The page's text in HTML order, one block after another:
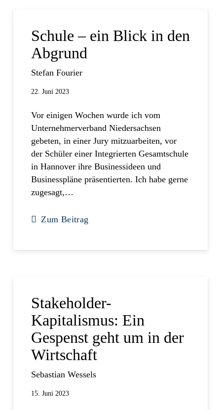
Schule – ein Blick in den
Abgrund
Stefan Fourier
22. Juni 2023
Vor einigen Wochen wurde ich vom
Unternehmerverband Niedersachsen
gebeten, in einer Jury mitzuarbeiten, vor
der Schüler einer Integrierten Gesamtschule
in Hannover ihre Businessideen und
Businesspläne präsentierten. Ich habe gerne
zugesagt,…
Zum Beitrag
Stakeholder-
Kapitalismus: Ein
Gespenst geht um in der
Wirtschaft
Sebastian Wessels
15. Juni 2023